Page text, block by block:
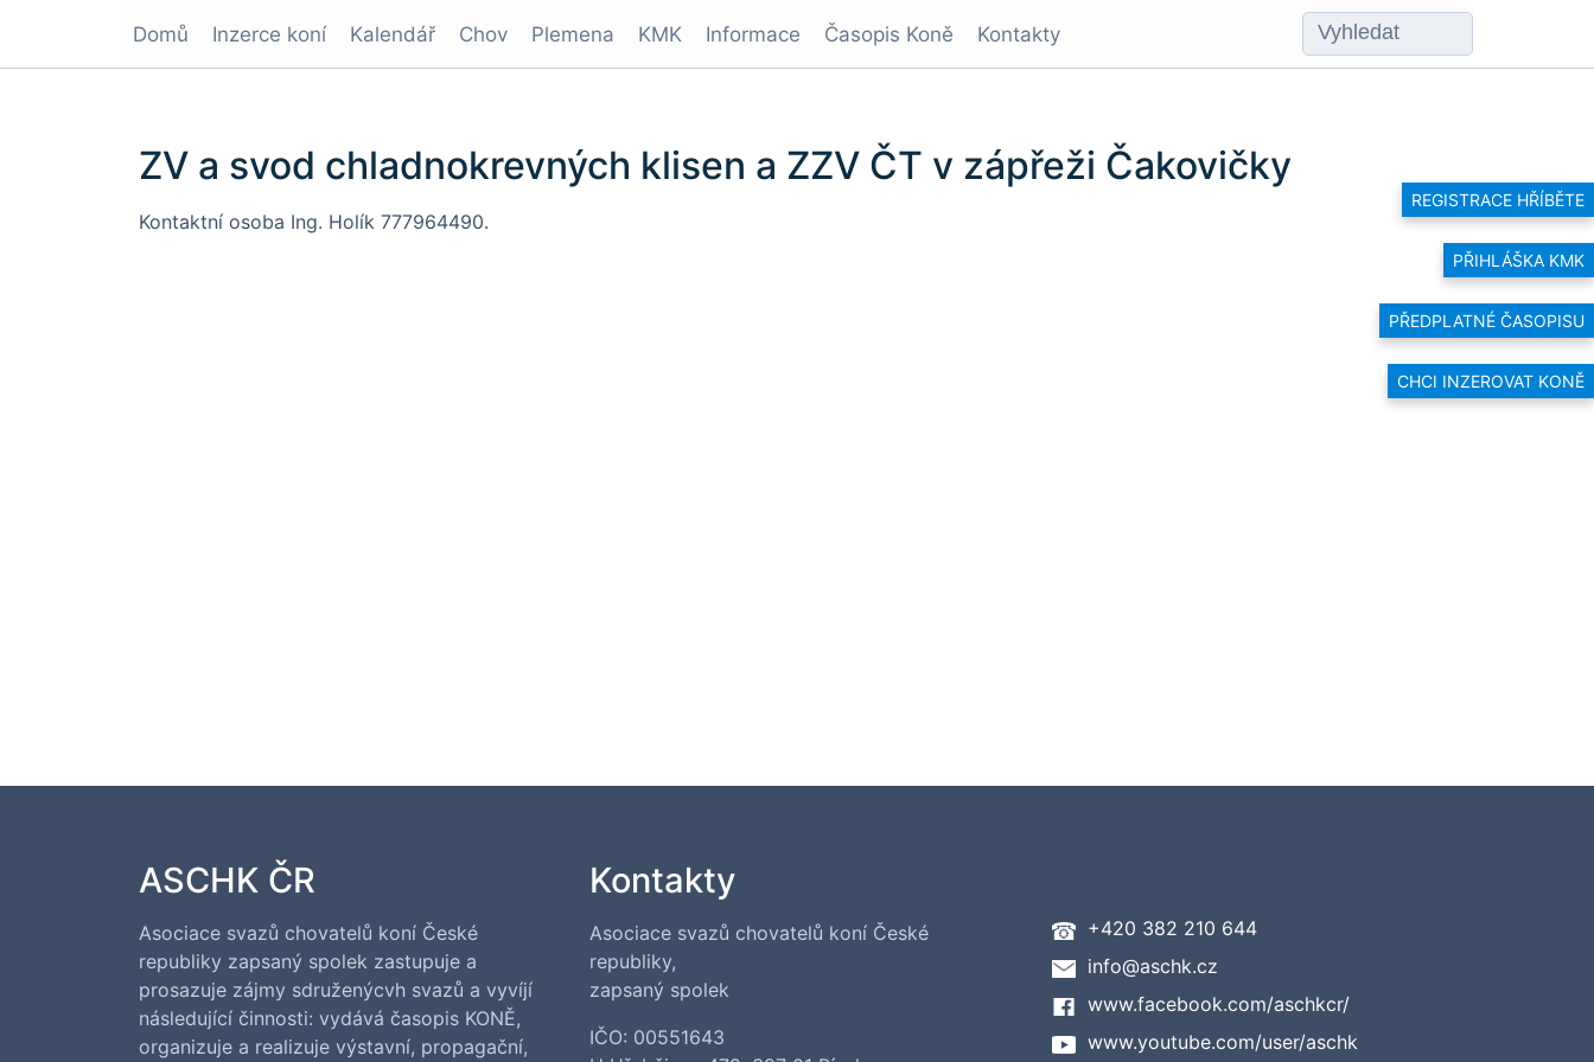
REGISTRACE HŘÍBĚTE
PŘIHLÁŠKA KMK
PŘEDPLATNÉ ČASOPISU
CHCI INZEROVAT KONĚ
Domů Inzerce koní Kalendář Chov Plemena KMK Informace Časopis Koně Kontakty
ZV a svod chladnokrevných klisen a ZZV ČT v zápřeži Čakovičky
Kontaktní osoba Ing. Holík 777964490.
ASCHK ČR
Asociace svazů chovatelů koní České
republiky zapsaný spolek zastupuje a
prosazuje zájmy sdruženýcvh svazů a vyvíjí
následující činnosti: vydává časopis KONĚ,
organizuje a realizuje výstavní, propagační,
Kontakty
Asociace svazů chovatelů koní České
republiky,
zapsaný spolek
IČO: 00551643
+420 382 210 644
info@aschk.cz
www.facebook.com/aschkcr/
www.youtube.com/user/aschk